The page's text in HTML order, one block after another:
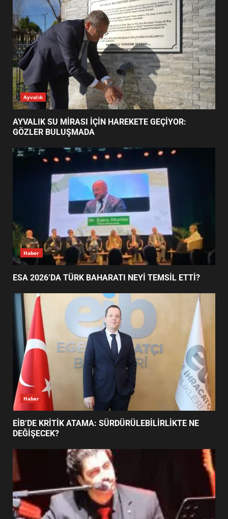
1
AYVALIK SU MİRASI İÇİN
HAREKETE GEÇİYOR: GÖZLER
BULUŞMADA
2
ESA 2026’DA TÜRK BAHARATI
NEYİ TEMSİL ETTİ?
EİB’DE KRİTİK ATAMA:
SÜRDÜRÜLEBİLİRLİKTE NE
DEĞİŞECEK?
4
EDREMİT’İN GURURU TÜRKİYE
FİNALİNDE NE BAŞARDI?
5
UZATILDI: NE DEĞİŞTİ?
6
BURHANİYE SATRANÇ
TURNUVASI KAYITLARI NEYİ
DEĞİŞTİRİYOR?
BURHANİYE BELEDİYESPOR’DA
YENİ YÖNETİM NASIL
Ayvalık
AYVALIK SU MİRASI İÇİN HAREKETE GEÇİYOR:
GÖZLER BULUŞMADA
Haber
ESA 2026’DA TÜRK BAHARATI NEYİ TEMSİL ETTİ?
Haber
EİB’DE KRİTİK ATAMA: SÜRDÜRÜLEBİLİRLİKTE NE
DEĞİŞECEK?